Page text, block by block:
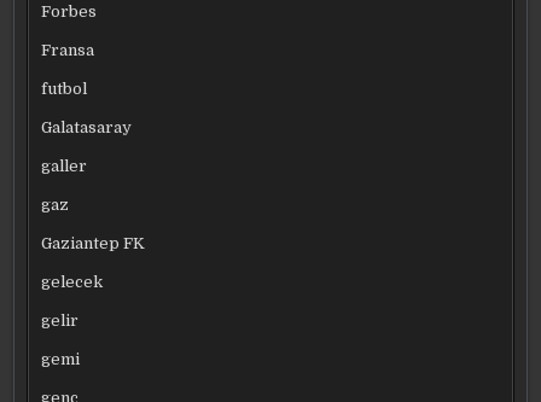
Forbes
Fransa
futbol
Galatasaray
galler
gaz
Gaziantep FK
gelecek
gelir
gemi
genç